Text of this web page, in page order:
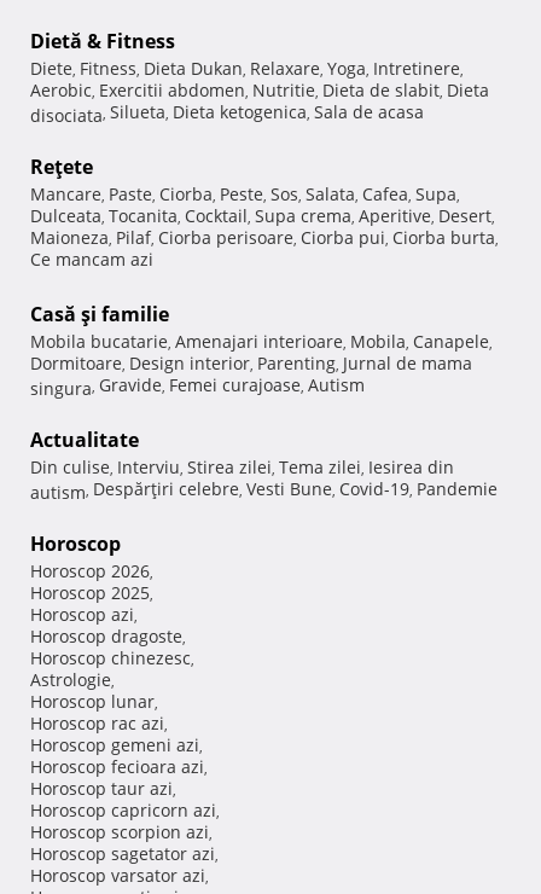
Dietă & Fitness
Diete, Fitness, Dieta Dukan, Relaxare, Yoga, Intretinere,
Aerobic, Exercitii abdomen, Nutritie, Dieta de slabit, Dieta
disociata, Silueta, Dieta ketogenica, Sala de acasa
Reţete
Mancare, Paste, Ciorba, Peste, Sos, Salata, Cafea, Supa,
Dulceata, Tocanita, Cocktail, Supa crema, Aperitive, Desert,
Maioneza, Pilaf, Ciorba perisoare, Ciorba pui, Ciorba burta,
Ce mancam azi
Casă şi familie
Mobila bucatarie, Amenajari interioare, Mobila, Canapele,
Dormitoare, Design interior, Parenting, Jurnal de mama
singura, Gravide, Femei curajoase, Autism
Actualitate
Din culise, Interviu, Stirea zilei, Tema zilei, Iesirea din
autism, Despărţiri celebre, Vesti Bune, Covid-19, Pandemie
Horoscop
Horoscop 2026,
Horoscop 2025,
Horoscop azi,
Horoscop dragoste,
Horoscop chinezesc,
Astrologie,
Horoscop lunar,
Horoscop rac azi,
Horoscop gemeni azi,
Horoscop fecioara azi,
Horoscop taur azi,
Horoscop capricorn azi,
Horoscop scorpion azi,
Horoscop sagetator azi,
Horoscop varsator azi,